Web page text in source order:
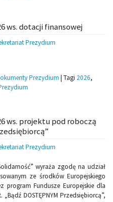
ws. dotacji finansowej
Prezydium
Prezydium | Tagi 2026,
ws. projektu pod roboczą
Prezydium
wyraża zgodę na udział
ze środków Europejskiego
program Fundusze Europejskie dla
DOSTĘPNYM Przedsiębiorcą”,